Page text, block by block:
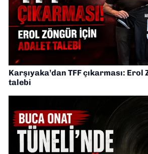
Karşıyaka’dan TFF çıkarması:
talebi